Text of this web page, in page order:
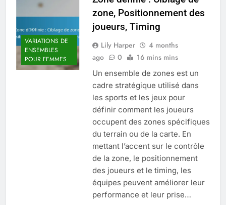
VARIATIONS DE
ENSEMBLES
POUR FEMMES
zone, Positionnement des
joueurs, Timing
Lily Harper
4 months
ago
0 16 mins mins
Un ensemble de zones est un
cadre stratégique utilisé dans
les sports et les jeux pour
définir comment les joueurs
occupent des zones spécifiques
du terrain ou de la carte. En
mettant l’accent sur le contrôle
de la zone, le positionnement
des joueurs et le timing, les
équipes peuvent améliorer leur
performance et leur prise…